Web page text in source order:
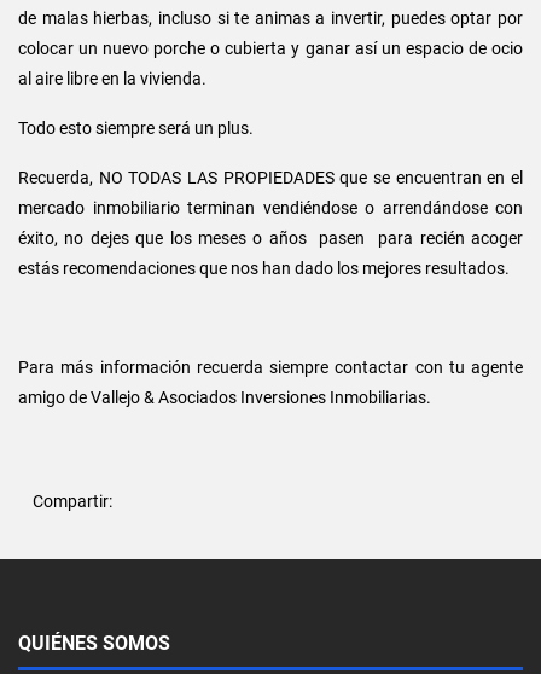
de malas hierbas, incluso si te animas a invertir, puedes optar por
colocar un nuevo porche o cubierta y ganar así un espacio de ocio
al aire libre en la vivienda.
Todo esto siempre será un plus.
Recuerda, NO TODAS LAS PROPIEDADES que se encuentran en el
mercado inmobiliario terminan vendiéndose o arrendándose con
éxito, no dejes que los meses o años pasen para recién acoger
estás recomendaciones que nos han dado los mejores resultados.
Para más información recuerda siempre contactar con tu agente
amigo de Vallejo & Asociados Inversiones Inmobiliarias.
Compartir:
QUIÉNES SOMOS